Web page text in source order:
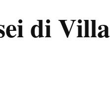
di Villa